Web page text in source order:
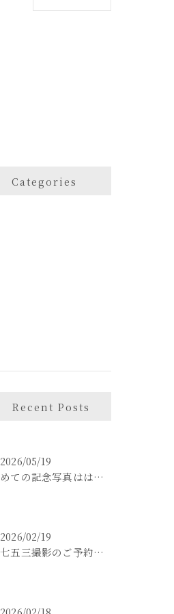
Categories
Recent Posts
2026/05/19
初めての記念写真はは、DEAR STUDIOで。
2026/02/19
🎉七五三撮影のご予約をご検討中の方へ🎉